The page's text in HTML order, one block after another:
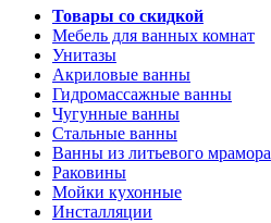
Товары со скидкой
Мебель для ванных комнат
Унитазы
Акриловые ванны
Гидромассажные ванны
Чугунные ванны
Стальные ванны
Ванны из литьевого мрамора
Раковины
Мойки кухонные
Инсталляции